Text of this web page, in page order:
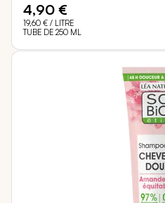
4,90 €
19,60 € / LITRE
TUBE DE 250 ML